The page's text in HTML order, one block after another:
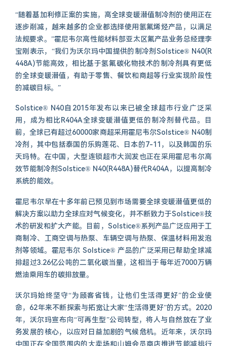
“随着基加利修正案的实施，高全球变暖潜值制冷剂的使用正在
逐步削减，越来越多的企业都选择使用氢氟烯烃产品，以满足
法规要求。”霍尼韦尔高性能材料部亚太区氟产品业务总经理李
宝刚表示，“我们为沃尔玛中国提供的制冷剂Solstice® N40(R
448A)节能高效，相比基于氢氟碳化物技术的制冷剂具有更低
的全球变暖潜值，有助于零售、餐饮和商超等行业实现阶段性
的减碳目标。”
Solstice® N40自2015年发布以来已被全球超市行业广泛采
用，成为相比R404A全球变暖潜值更低的制冷剂替代品。目
前，全球已有超过60000家商超采用霍尼韦尔Solstice® N40制
冷剂，其中包括泰国的乐购莲花、日本的7-11，以及韩国的乐
天玛特。在中国，大型连锁超市大润发也正在采用霍尼韦尔高
效节能制冷剂Solstice® N40(R448A)替代R404A，以提高制冷
系统的能效。
霍尼韦尔早在十多年前已预见到市场需要全球变暖潜值更低的
解决方案以助力全球应对气候变化，并不断致力于Solstice®技
术的研发和扩大产能。目前，Solstice®系列产品广泛应用于工
商制冷、工商空调与热泵、车辆空调与热泵、保温材料用发泡
剂等领域。霍尼韦尔 Solstice® 产品的广泛采用已帮助全球减
排超过3.26亿公吨的二氧化碳当量，这相当于每年近7000万辆
燃油乘用车的碳排放量。
沃尔玛始终坚守“为顾客省钱，让他们生活得更好”的企业使
命，62年来不断探索与拓宽让大家“生活得更好”的方式。2020
年，沃尔玛宣布向“可再生型”公司转型，将人与自然放在了业
务发展的核心，以应对日益加剧的气候危机。近年来，沃尔玛
中国正在全国范围内的大卖场和山姆会员商店推进节能减排行